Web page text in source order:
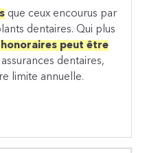
que ceux encourus par
dentaires. Qui plus
peut être
dentaires,
limite annuelle.